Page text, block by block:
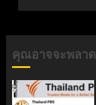
คุณอาจจะพลาด